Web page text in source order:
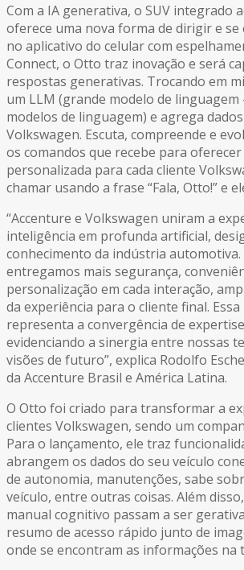
Com a IA generativa, o SUV integrado
oferece uma nova forma de dirigir e se
no aplicativo do celular com
Connect, o Otto traz inovação e será
respostas generativas. Trocando em
um LLM (grande modelo de linguagem
modelos de linguagem) e agrega
Volkswagen. Escuta, compreende e
os comandos que recebe para
personalizada para cada cliente
chamar usando a frase “Fala, Otto!” e
“Accenture e Volkswagen uniram a
inteligência em profunda artificial,
conhecimento da indústria automotiva.
entregamos mais segurança,
personalização em cada interação,
da experiência para o cliente final.
representa a convergência de
evidenciando a sinergia entre nossas
visões de futuro”, explica Rodolfo
da Accenture Brasil e América Latina.
O Otto foi criado para transformar a
clientes Volkswagen, sendo um
Para o lançamento, ele traz
abrangem os dados do seu veículo
de autonomia, manutenções, sabe
veículo, entre outras coisas. Além
manual cognitivo passam a ser
resumo de acesso rápido junto de
onde se encontram as informações na